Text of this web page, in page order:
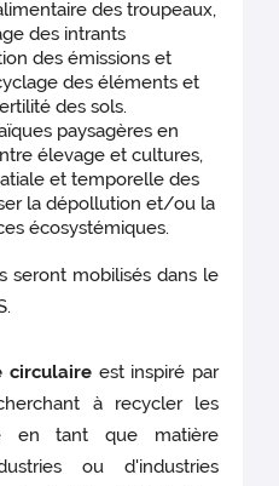
des troupeaux,
des intrants
des émissions et
des éléments et
des sols.
paysagères en
élevage et cultures,
et temporelle des
la dépollution et/ou la
écosystémiques.
seront mobilisés dans le
circulaire est inspiré par
à recycler les
en tant que matière
ou d'industries